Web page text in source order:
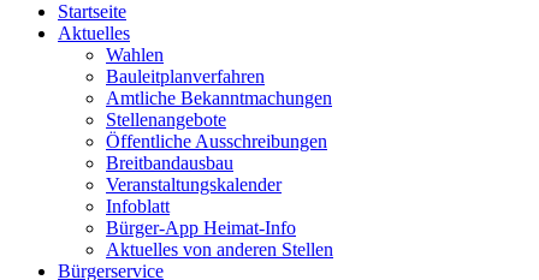
Startseite
Aktuelles
Wahlen
Bauleitplanverfahren
Amtliche Bekanntmachungen
Stellenangebote
Öffentliche Ausschreibungen
Breitbandausbau
Veranstaltungskalender
Infoblatt
Bürger-App Heimat-Info
Aktuelles von anderen Stellen
Bürgerservice